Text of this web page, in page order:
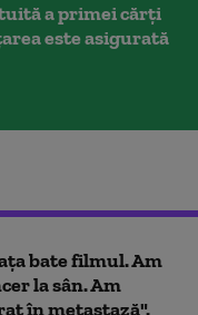
a primei cărţi
este asigurată
bate filmul. Am
la sân. Am
în metastază".